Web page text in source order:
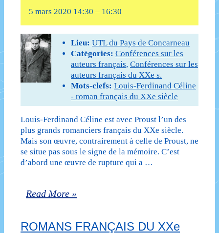
5 mars 2020 14:30 – 16:30
Lieu: UTL du Pays de Concarneau
Catégories: Conférences sur les
auteurs français, Conférences sur les
auteurs français du XXe s.
Mots-clefs: Louis-Ferdinand Céline
- roman français du XXe siècle
Louis-Ferdinand Céline est avec Proust l’un des
plus grands romanciers français du XXe siècle.
Mais son œuvre, contrairement à celle de Proust, ne
se situe pas sous le signe de la mémoire. C’est
d’abord une œuvre de rupture qui a …
Romans
du
Read More »
ROMANS FRANÇAIS DU XXe